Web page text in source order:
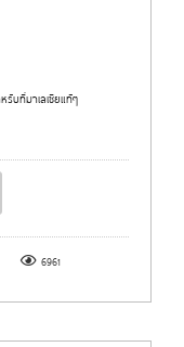
บที่มาเลเซียแท้ๆ
6961